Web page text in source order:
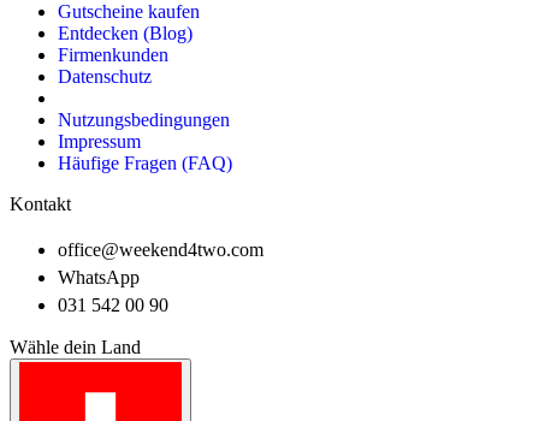
Gutscheine kaufen
Entdecken (Blog)
Firmenkunden
Datenschutz
Nutzungsbedingungen
Impressum
Häufige Fragen (FAQ)
Kontakt
office@weekend4two.com
WhatsApp
031 542 00 90
Wähle dein Land